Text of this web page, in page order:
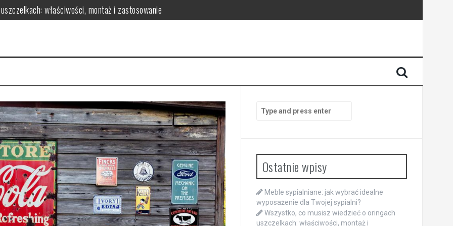
właściwości, montaż i zastosowanie
i rady
Kluczowe czynniki i porady
redukcji tkanki tłuszczowej
do analizy
dla Twojej sypialni?
Search
for:
Ostatnie wpisy
Meble sypialniane: jak wybrać idealne
wyposażenie dla Twojej sypialni?
Wszystko, co musisz wiedzieć o oringach
uszczelkach: właściwości, montaż i